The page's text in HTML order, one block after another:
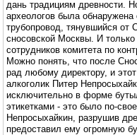
дань традициям древности.
археологов была
трубопровод, тянувшийся от
сносовской Москвы. И
сотрудников комитета по
Можно понять, что после
рад любому директору, и
алкоголик Питер
исключительно в форме
этикетками - это было по-
Непросыхайкин, разрушив
предоставил ему огромную